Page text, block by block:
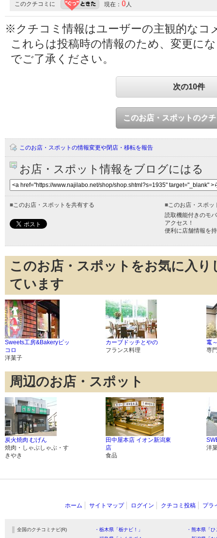
このクチコミに 現在： 0人
※クチコミ情報はユーザーの主観的なコ
これらは投稿時の情報のため、変更に
でご了承ください。
次の10件
このお店・スポットのク
このお店・スポットの情報変更や閉店・移転を報告
お店・スポット情報をブログにはる
■このお店・スポットを共有する ■このお店・スポッ
読取機能付きのモ
アクセス！
便利に店舗情報を
このお店・スポットをお気に入
ています
Sweets工房&Bakeryピッ
コロ
洋菓子
カーブドッチとやの
フランス料理
竃
専
周辺のお店・スポット
炭火焼肉 むげん
焼肉・しゃぶしゃぶ・す
きやき
田中屋本店 イオン新潟東
店
食品
洋
ホーム サイトマップ ログイン クチコミ投稿 プラ
全国のクチコミナビ(R) ・栃木県「栃ナビ！」
・熊本県「